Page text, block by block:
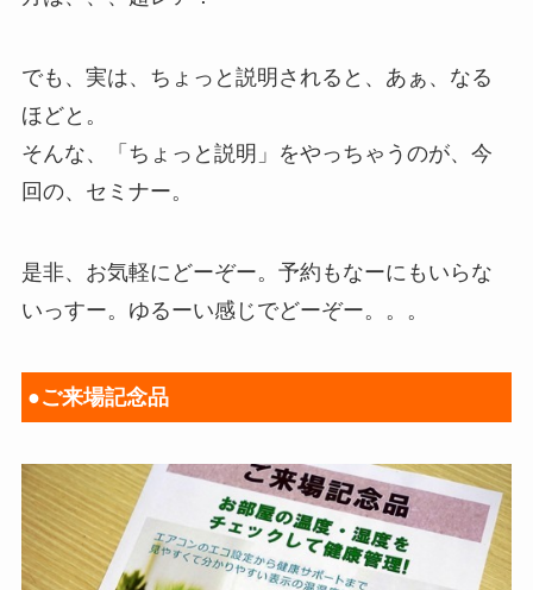
でも、実は、ちょっと説明されると、あぁ、なる
ほどと。
そんな、「ちょっと説明」をやっちゃうのが、今
回の、セミナー。
是非、お気軽にどーぞー。予約もなーにもいらな
いっすー。ゆるーい感じでどーぞー。。。
●ご来場記念品